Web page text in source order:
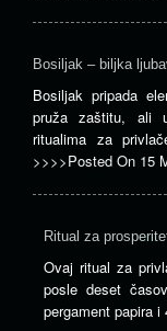
Bosiljak – biljka
Bosiljak pripada
pruža zaštitu, ali
ritualima za
>>>>Posted On 15
Ritual za
Ovaj ritual za
posle deset
pergament papira